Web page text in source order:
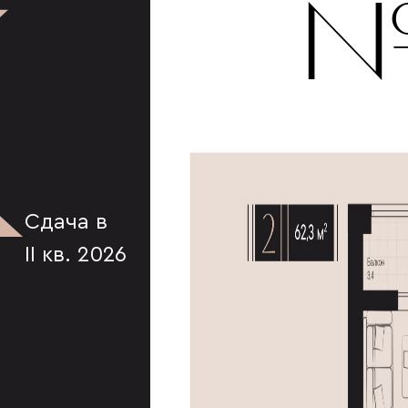
Сдача в
II кв. 2026